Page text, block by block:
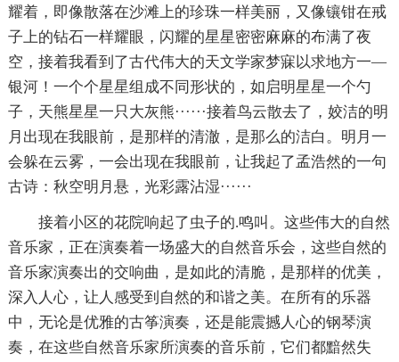
耀着，即像散落在沙滩上的珍珠一样美丽，又像镶钳在戒
子上的钻石一样耀眼，闪耀的星星密密麻麻的布满了夜
空，接着我看到了古代伟大的天文学家梦寐以求地方一—
银河！一个个星星组成不同形状的，如启明星星一个勺
子，天熊星星一只大灰熊······接着鸟云散去了，姣洁的明
月出现在我眼前，是那样的清澈，是那么的洁白。明月一
会躲在云雾，一会出现在我眼前，让我起了孟浩然的一句
古诗：秋空明月悬，光彩露沾湿······
接着小区的花院响起了虫子的.鸣叫。这些伟大的自然
音乐家，正在演奏着一场盛大的自然音乐会，这些自然的
音乐家演奏出的交响曲，是如此的清脆，是那样的优美，
深入人心，让人感受到自然的和谐之美。在所有的乐器
中，无论是优雅的古筝演奏，还是能震撼人心的钢琴演
奏，在这些自然音乐家所演奏的音乐前，它们都黯然失